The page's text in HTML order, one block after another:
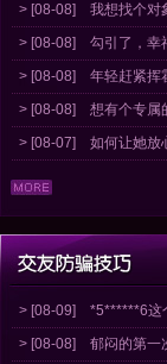
> [08-08] 我想找个对
> [08-08] 勾引了，幸
> [08-08] 年轻赶紧挥
> [08-08] 想有个专
> [08-07] 如何让她放
> [08-09] *5******6
> [08-08] 郁闷的第一